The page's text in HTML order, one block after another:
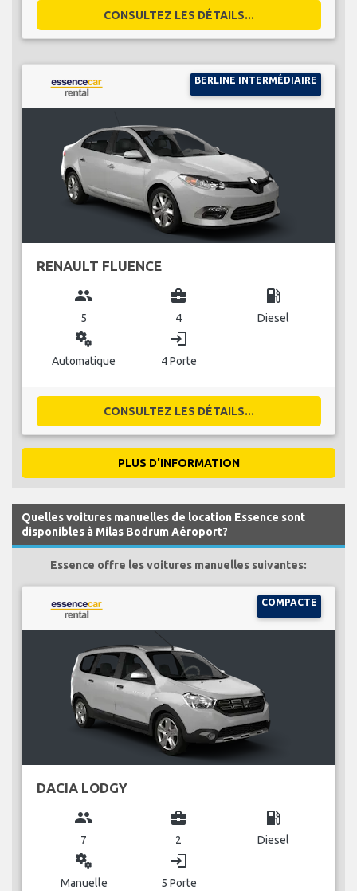
CONSULTEZ LES DÉTAILS...
BERLINE INTERMÉDIAIRE
RENAULT FLUENCE
group
5
business_center
4
local_gas_station
Diesel
miscellaneous_services
Automatique
login
4 Porte
CONSULTEZ LES DÉTAILS...
PLUS D'INFORMATION
Quelles voitures manuelles de location Essence sont
disponibles à Milas Bodrum Aéroport?
Essence offre les voitures manuelles suivantes:
COMPACTE
DACIA LODGY
group
7
business_center
2
local_gas_station
Diesel
miscellaneous_services
Manuelle
login
5 Porte